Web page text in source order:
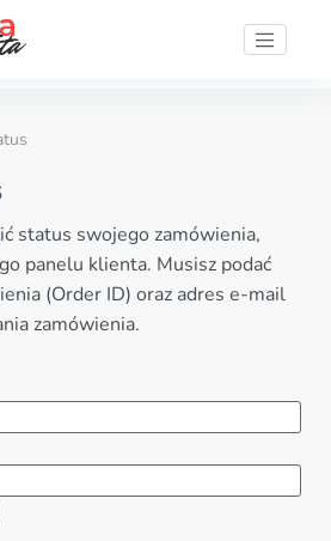
status swojego zamówienia,
panelu klienta. Musisz podać
(Order ID) oraz adres e-mail
zamówienia.